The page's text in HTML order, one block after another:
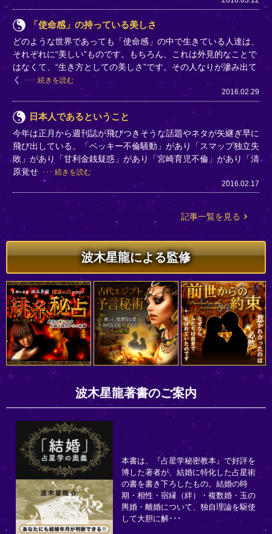
「使命感」の持っている美しさ
どのような世界であっても「使命感」の中で生きている人達は、
それぞれに“美しい”ものです。もちろん、これは外見的なことで
はなくて、“生き方としての美しさ”です。その人なりが滲み出て
く
続きを読む
2016.02.29
日本人であるということ
今年は正月から週刊誌が飛びつきそうな話題やネタが矢継ぎ早に
飛び出している。「ベッキー不倫騒動」があり「スマップ独立失
敗」があり「甘利金銭疑惑」があり「宮崎育児不倫」があり「清
原覚せ
続きを読む
2016.02.17
記事一覧を見る
波木星龍による監修
波木星龍著書のご案内
本書は、『占星学秘密教本』で好評を
博した著者が、結婚に特化した占星術
の書を書き下ろしたもの。結婚の時
期・相性・宿縁（絆）・複数婚・玉の
輿婚・離婚について、独自理論を駆使
して大胆に解･･･